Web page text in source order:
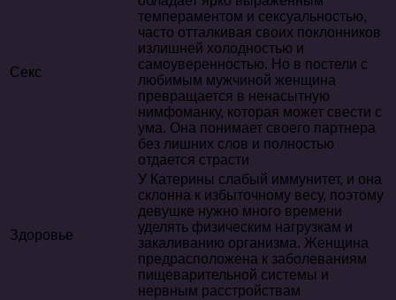
Секс
темпераментом и сексуальностью,
часто отталкивая своих поклонников
излишней холодностью и
самоуверенностью. Но в постели с
любимым мужчиной женщина
превращается в ненасытную
нимфоманку, которая может свести с
ума. Она понимает своего партнера
без лишних слов и полностью
отдается страсти
Здоровье
У Катерины слабый иммунитет, и она
склонна к избыточному весу, поэтому
девушке нужно много времени
уделять физическим нагрузкам и
закаливанию организма. Женщина
предрасположена к заболеваниям
пищеварительной системы и
нервным расстройствам